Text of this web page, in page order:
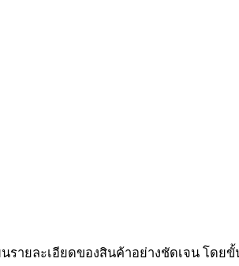
รายละเอียดของสินค้าอย่างชัดเจน โดย